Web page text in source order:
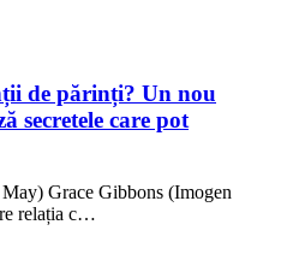
de părinți? Un nou
secretele care pot
Grace Gibbons (Imogen
relația c…